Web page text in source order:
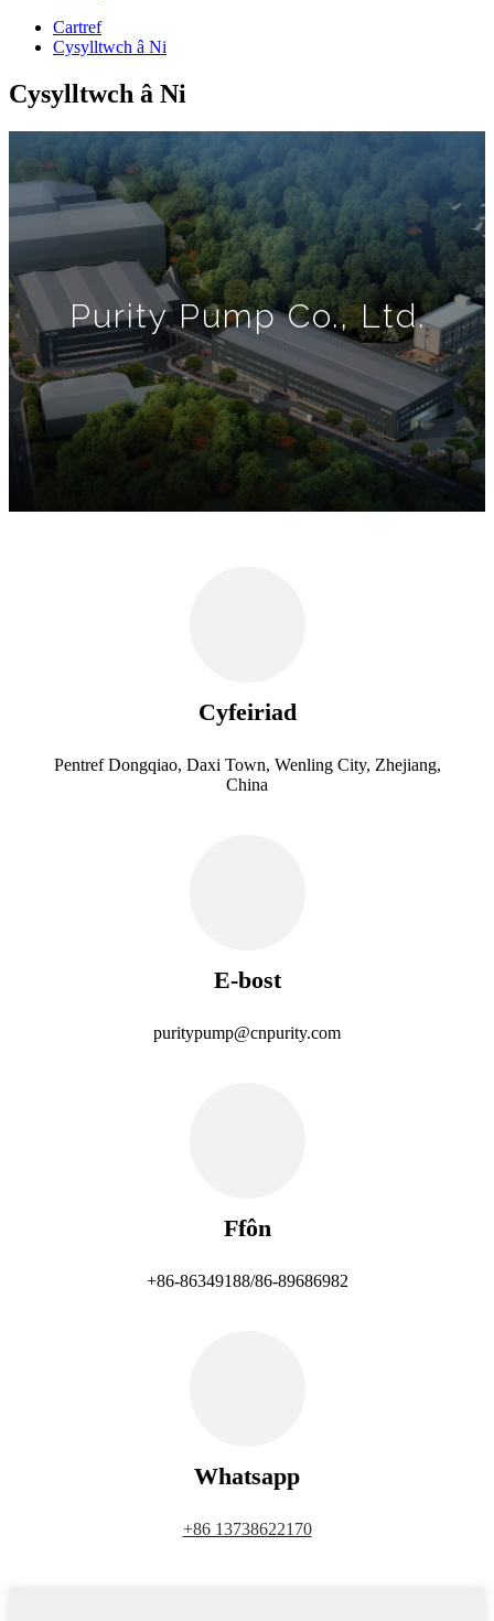
Cartref
Cysylltwch â Ni
Cysylltwch â Ni
Purity Pump Co., Ltd.
Cyfeiriad
Pentref Dongqiao, Daxi Town, Wenling City, Zhejiang,
China
E-bost
puritypump@cnpurity.com
Ffôn
+86-86349188/86-89686982
Whatsapp
+86 13738622170